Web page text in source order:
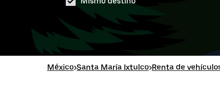
México>Santa María Ixtulco>Renta de